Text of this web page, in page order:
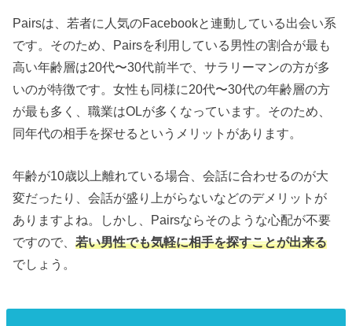
Pairsは、若者に人気のFacebookと連動している出会い系
です。そのため、Pairsを利用している男性の割合が最も
高い年齢層は20代〜30代前半で、サラリーマンの方が多
いのが特徴です。女性も同様に20代〜30代の年齢層の方
が最も多く、職業はOLが多くなっています。そのため、
同年代の相手を探せるというメリットがあります。
年齢が10歳以上離れている場合、会話に合わせるのが大
変だったり、会話が盛り上がらないなどのデメリットが
ありますよね。しかし、Pairsならそのような心配が不要
ですので、若い男性でも気軽に相手を探すことが出来る
でしょう。